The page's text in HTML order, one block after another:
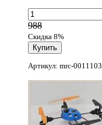
988
Скидка 8%
Артикул: mrc-0011103